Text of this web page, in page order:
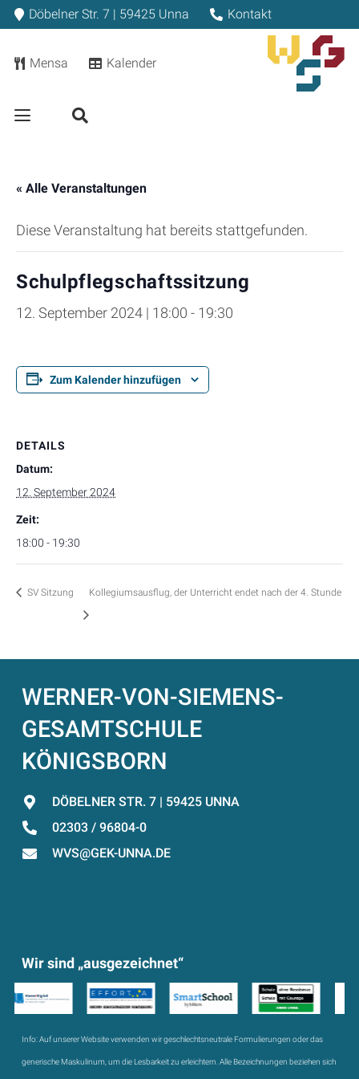
Döbelner Str. 7 | 59425 Unna Kontakt
Mensa Kalender
« Alle Veranstaltungen
Diese Veranstaltung hat bereits stattgefunden.
Schulpflegschaftssitzung
12. September 2024 | 18:00 - 19:30
Zum Kalender hinzufügen
DETAILS
Datum:
12. September 2024
Zeit:
18:00 - 19:30
SV Sitzung Kollegiumsausflug, der Unterricht endet nach der 4. Stunde
WERNER-VON-SIEMENS-
GESAMTSCHULE
KÖNIGSBORN
DÖBELNER STR. 7 | 59425 UNNA
02303 / 96804-0
WVS@GEK-UNNA.DE
Wir sind „ausgezeichnet“
Info:Auf unserer Website verwenden wir geschlechtsneutrale Formulierungen oder das
generische Maskulinum, um die Lesbarkeit zu erleichtern. Alle Bezeichnungen beziehen sich